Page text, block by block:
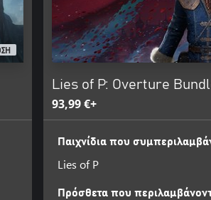
Lies of P: Overture
93,99 €+
Παιχνίδια που
Lies of P
Πρόσθετα που